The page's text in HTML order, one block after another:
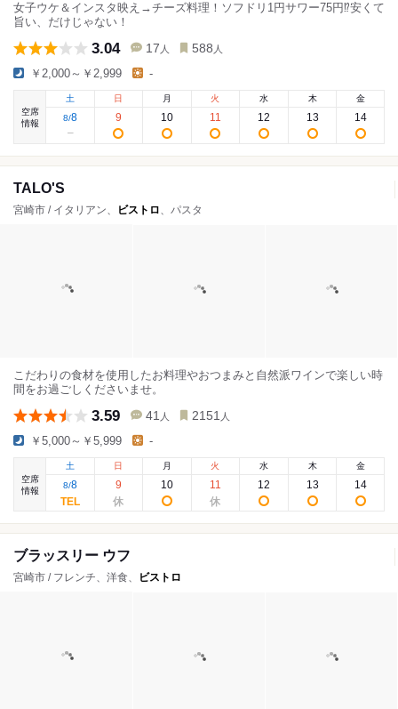
女子ウケ＆インスタ映え→チーズ料理！ソフドリ1円サワー75円⁉️安くて
旨い、だけじゃない！
3.04 17 人 588 人
￥2,000～￥2,999 -
空席
情報
土
8/8
日
9
月
10
火
11
水
12
木
13
金
14
TALO'S
宮崎市 / イタリアン、 ビストロ、パスタ
こだわりの食材を使用したお料理やおつまみと自然派ワインで楽しい時
間をお過ごしくださいませ。
3.59 41 人 2151 人
￥5,000～￥5,999 -
空席
情報
土
8/8
日
9
月
10
火
11
水
12
木
13
金
14
ブラッスリー ウフ
宮崎市 / フレンチ、洋食、 ビストロ